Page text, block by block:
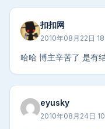
扣扣网
2010年08月22日
哈哈 博主辛苦了 是有
eyusky
2010年08月24日